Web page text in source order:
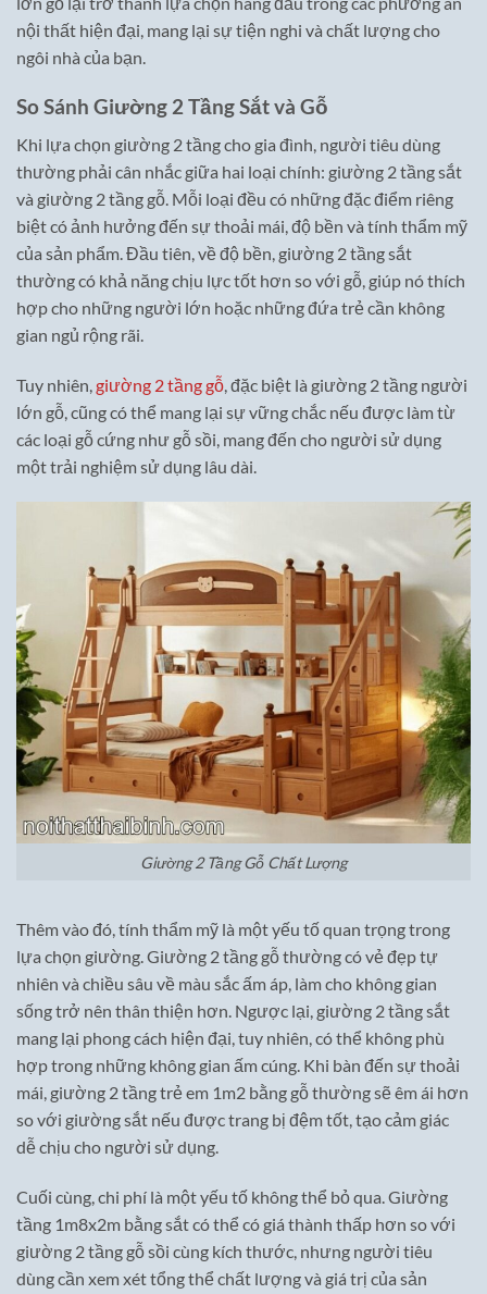
nội thất hiện đại, mang lại sự tiện nghi và chất lượng cho
ngôi nhà của bạn.
So Sánh Giường 2 Tầng Sắt và Gỗ
Khi lựa chọn giường 2 tầng cho gia đình, người tiêu dùng
thường phải cân nhắc giữa hai loại chính: giường 2 tầng sắt
và giường 2 tầng gỗ. Mỗi loại đều có những đặc điểm riêng
biệt có ảnh hưởng đến sự thoải mái, độ bền và tính thẩm mỹ
của sản phẩm. Đầu tiên, về độ bền, giường 2 tầng sắt
thường có khả năng chịu lực tốt hơn so với gỗ, giúp nó thích
hợp cho những người lớn hoặc những đứa trẻ cần không
gian ngủ rộng rãi.
Tuy nhiên, giường 2 tầng gỗ , đặc biệt là giường 2 tầng người
lớn gỗ, cũng có thể mang lại sự vững chắc nếu được làm từ
các loại gỗ cứng như gỗ sồi, mang đến cho người sử dụng
một trải nghiệm sử dụng lâu dài.
Giường 2 Tầng Gỗ Chất Lượng
Thêm vào đó, tính thẩm mỹ là một yếu tố quan trọng trong
lựa chọn giường. Giường 2 tầng gỗ thường có vẻ đẹp tự
nhiên và chiều sâu về màu sắc ấm áp, làm cho không gian
sống trở nên thân thiện hơn. Ngược lại, giường 2 tầng sắt
mang lại phong cách hiện đại, tuy nhiên, có thể không phù
hợp trong những không gian ấm cúng. Khi bàn đến sự thoải
mái, giường 2 tầng trẻ em 1m2 bằng gỗ thường sẽ êm ái hơn
so với giường sắt nếu được trang bị đệm tốt, tạo cảm giác
dễ chịu cho người sử dụng.
Cuối cùng, chi phí là một yếu tố không thể bỏ qua. Giường
tầng 1m8x2m bằng sắt có thể có giá thành thấp hơn so với
giường 2 tầng gỗ sồi cùng kích thước, nhưng người tiêu
dùng cần xem xét tổng thể chất lượng và giá trị của sản